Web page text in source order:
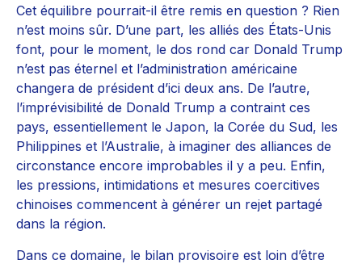
Cet équilibre pourrait-il être remis en question ? Rien
n’est moins sûr. D’une part, les alliés des États-Unis
font, pour le moment, le dos rond car Donald Trump
n’est pas éternel et l’administration américaine
changera de président d’ici deux ans. De l’autre,
l’imprévisibilité de Donald Trump a contraint ces
pays, essentiellement le Japon, la Corée du Sud, les
Philippines et l’Australie, à imaginer des alliances de
circonstance encore improbables il y a peu. Enfin,
les pressions, intimidations et mesures coercitives
chinoises commencent à générer un rejet partagé
dans la région.
Dans ce domaine, le bilan provisoire est loin d’être